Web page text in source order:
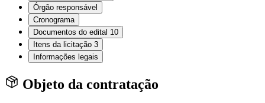
Órgão responsável
Cronograma
Documentos do edital 10
Itens da licitação 3
Informações legais
Objeto da contratação